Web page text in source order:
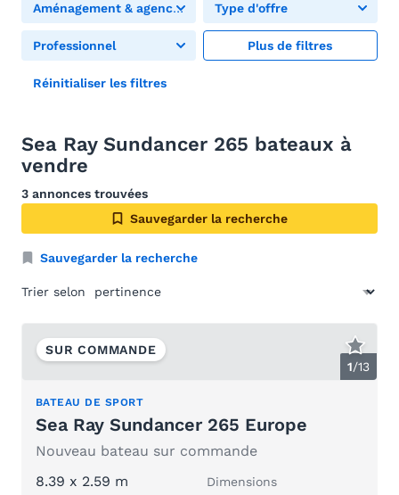
Aménagement & agencement Type d'offre
Professionnel Plus de filtres
Réinitialiser les filtres
Sea Ray Sundancer 265 bateaux à
vendre
3 annonces trouvées
Sauvegarder la recherche
Sauvegarder la recherche
Trier selon
1/13
SUR COMMANDE
BATEAU DE SPORT
Sea Ray Sundancer 265 Europe
Nouveau bateau sur commande
8.39 x 2.59 m
Dimensions